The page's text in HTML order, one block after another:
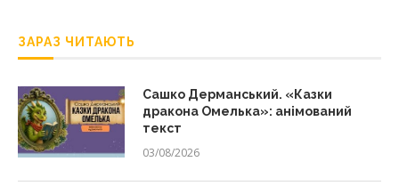
ЗАРАЗ ЧИТАЮТЬ
Сашко Дерманський. «Казки
дракона Омелька»: анімований
текст
03/08/2026